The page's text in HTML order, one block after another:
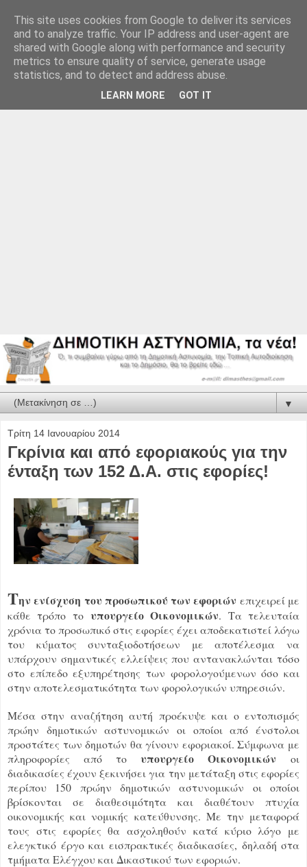
▼
Τρίτη 14 Ιανουαρίου 2014
Γκρίνια και από εφοριακούς για την
ένταξη των 152 Δ.Α. στις εφορίες!
Την ενίσχυση του προσωπικού των εφοριών επιχειρεί με
κάθε τρόπο το υπουργείο Οικονομικών. Τα τελευταία
χρόνια το προσωπικό στις εφορίες έχει αποδεκατιστεί λόγω
του κύματος συνταξιοδοτήσεων με αποτέλεσμα να
υπάρχουν σημαντικές ελλείψεις που αντανακλώνται τόσο
στο επίπεδο εξυπηρέτησης των φορολογούμενων όσο και
στην αποτελεσματικότητα των φορολογικών υπηρεσιών.
Μέσα στην αναζήτηση αυτή προέκυψε και ο εντοπισμός
πρώην δημοτικών αστυνομικών οι οποίοι από ένστολοι
προστάτες των δημοτών θα γίνουν εφοριακοί. Σύμφωνα με
πληροφορίες από τουπουργείο Οικονομικών οι
διαδικασίες έχουν ξεκινήσει για την μετάταξη στις εφορίες
περίπου 150 πρώην δημοτικών αστυνομικών οι οποίοι
βρίσκονται σε διαθεσιμότητα και διαθέτουν πτυχία
οικονομικής και νομικής κατεύθυνσης. Με την μεταφορά
τους στις εφορίες θα ασχοληθούν κατά κύριο λόγο με
ελεγκτικό έργο και εισπρακτικές διαδικασίες, δηλαδή στα
τμήματα Ελέγχου και Δικαστικού των εφοριών.
This site uses cookies from Google to deliver its services
and to analyze traffic. Your IP address and user-agent are
shared with Google along with performance and security
metrics to ensure quality of service, generate usage
statistics, and to detect and address abuse.
LEARN MORE GOT IT